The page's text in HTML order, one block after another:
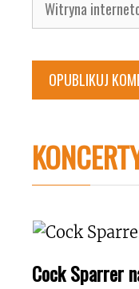
internetowa
Cock Sparrer